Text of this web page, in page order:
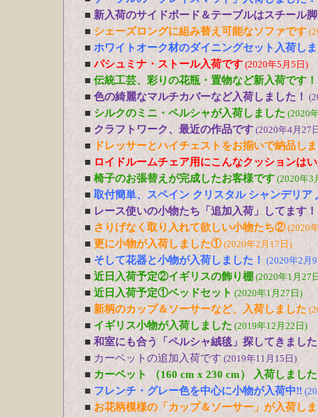
■ 新入荷のサイドボード＆テーブルはスチール
■ シェーズロングに組み替え可能なソファです
■ ホワイトオーク材のダイニングセット入荷し
■ パシュミナ・ストール入荷です (2020年5月5日)
■ 伝統工芸、彩りの花瓶・置物など新入荷です！
■ 色の綺麗なマルチカバーなど入荷しました！
■ シルクのミニ・ペルシャが入荷しました (2020
■ クラフトワーク、最近の作品です (2020年4月27
■
ドレッサーとハイチェストをお揃いで納品し
■ ロイドルームチェア用にこんなクッションは
■ 椅子のお張替えが完成したお客様です (2020年3
■ 取付簡単、スペイン クリスタル シャンデリア
■ レース使いの小物たち「追加入荷」してます！
■ さりげなく取り入れて欲しい小物たち②(2020
■ 更に小物が入荷しました① (2020年2月17日)
■ そして花器と小物が入荷しました！ (2020年2月
■ 近日入荷予定②イギリスの飾り棚 (2020年1月27
■ 近日入荷予定①ベッドセット (2020年1月27日)
■ 新柄のカップ＆ソーサーなど、入荷しました
■ イギリス小物が入荷しました (2019年12月22日)
■ 和室にも合う「ペルシャ絨毯」探してきまし
■ カーペットの追加入荷です (2019年11月15日)
■ カーペット （160 cm x 230 cm） 入荷しました
■ フレンチ・グレー色を中心に小物が入荷中‼
■ お花柄模様の「カップ＆ソーサー」が入荷し